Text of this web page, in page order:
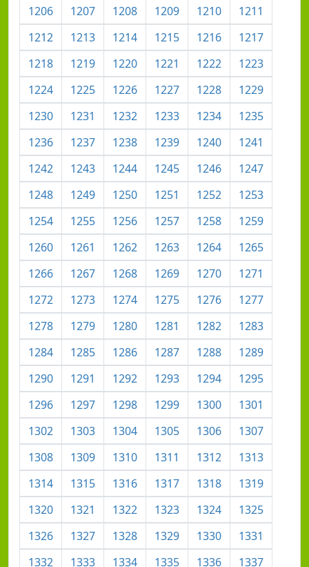
1206
1207 1208 1209 1210
1211
1212
1213 1214 1215 1216
1217
1218
1219 1220 1221 1222
1223
1224
1225 1226 1227 1228
1229
1230
1231 1232 1233 1234
1235
1236
1237 1238 1239 1240
1241
1242
1243 1244 1245 1246
1247
1248
1249 1250 1251 1252
1253
1254
1255 1256 1257 1258
1259
1260
1261 1262 1263 1264
1265
1266
1267 1268 1269 1270
1271
1272
1273 1274 1275 1276
1277
1278
1279 1280 1281 1282
1283
1284
1285 1286 1287 1288
1289
1290
1291 1292 1293 1294
1295
1296
1297 1298 1299 1300
1301
1302
1303 1304 1305 1306
1307
1308
1309 1310 1311 1312
1313
1314
1315 1316 1317 1318
1319
1320
1321 1322 1323 1324
1325
1326
1327 1328 1329 1330
1331
1332
1333 1334 1335 1336
1337